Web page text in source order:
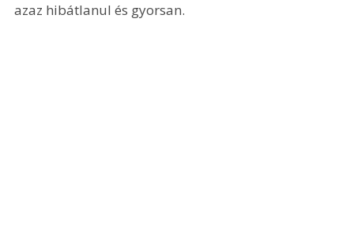
azaz hibátlanul és gyorsan.